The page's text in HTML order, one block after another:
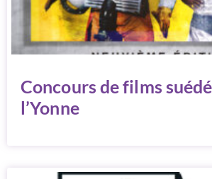
Concours de films
l’Yonne